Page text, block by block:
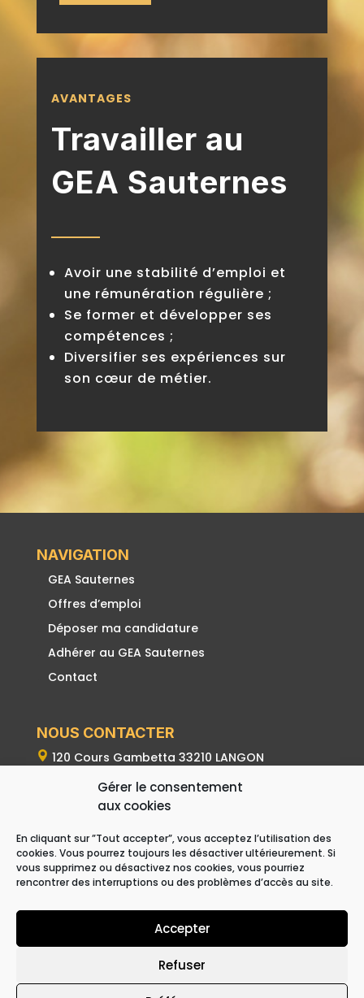
Gérer le consentement
aux cookies
En cliquant sur ”Tout accepter”, vous acceptez l’utilisation des
cookies. Vous pourrez toujours les désactiver ultérieurement. Si
vous supprimez ou désactivez nos cookies, vous pourriez
rencontrer des interruptions ou des problèmes d’accès au site.
Accepter
Refuser
AVANTAGES
Travailler au
GEA Sauternes
Avoir une stabilité d’emploi et
une rémunération régulière ;
Se former et développer ses
compétences ;
Diversifier ses expériences sur
son cœur de métier.
NAVIGATION
GEA Sauternes
Offres d’emploi
Déposer ma candidature
Adhérer au GEA Sauternes
Contact
NOUS CONTACTER
120 Cours Gambetta 33210 LANGON
06 02 00 39 21